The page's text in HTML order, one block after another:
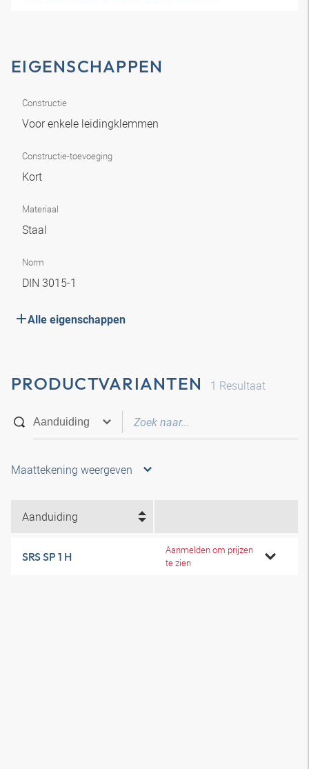
EIGENSCHAPPEN
Constructie
Voor enkele leidingklemmen
Constructie-toevoeging
Kort
Materiaal
Staal
Norm
DIN 3015-1
Alle eigenschappen
PRODUCTVARIANTEN 1 Resultaat
Maattekening weergeven
Aanduiding
SRS SP 1 H
Aanmelden om prijzen
te zien